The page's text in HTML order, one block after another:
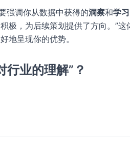
强调你从数据中获得的洞察和学习
极，为后续策划提供了方向。”
地呈现你的优势。
行业的理解”？